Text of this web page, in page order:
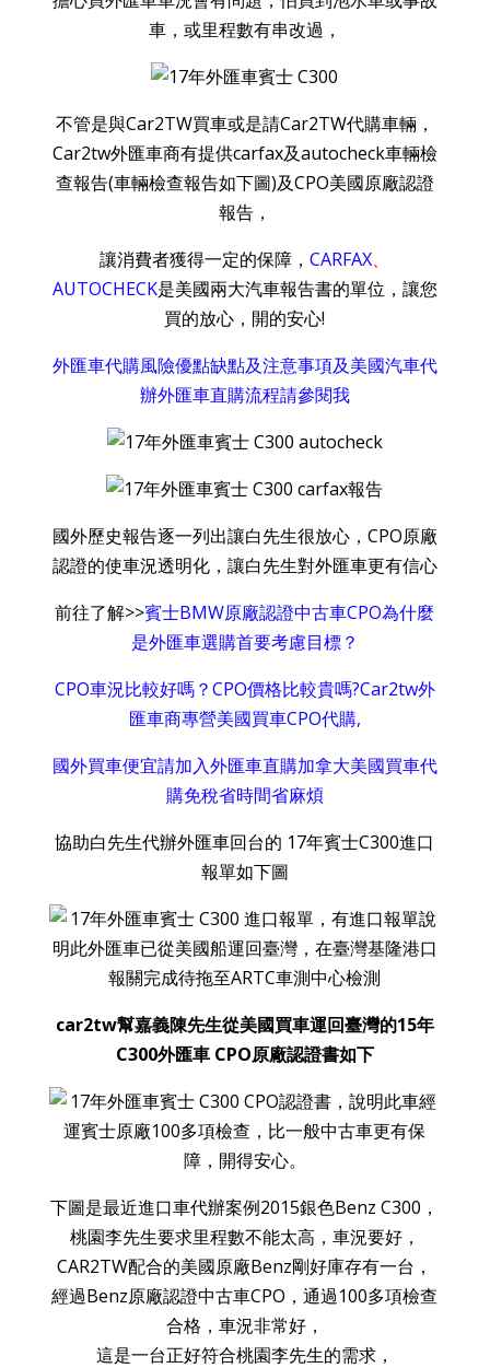
車，或里程數有串改過，
不管是與Car2TW買車或是請Car2TW代購車輛，
Car2tw外匯車商有提供carfax及autocheck車輛檢
查報告(車輛檢查報告如下圖)及CPO美國原廠認證
報告，
讓消費者獲得一定的保障，CARFAX、
AUTOCHECK是美國兩大汽車報告書的單位，讓您
買的放心，開的安心!
外匯車代購風險優點缺點及注意事項及美國汽車代
辦外匯車直購流程請參閱我
國外歷史報告逐一列出讓白先生很放心，CPO原廠
認證的使車況透明化，讓白先生對外匯車更有信心
前往了解>>賓士BMW原廠認證中古車CPO為什麼
是外匯車選購首要考慮目標？
CPO車況比較好嗎？CPO價格比較貴嗎?Car2tw外
匯車商專營美國買車CPO代購,
國外買車便宜請加入外匯車直購加拿大美國買車代
購免稅省時間省麻煩
協助白先生代辦外匯車回台的 17年賓士C300進口
報單如下圖
car2tw幫嘉義陳先生從美國買車運回臺灣的15年
C300外匯車 CPO原廠認證書如下
下圖是最近進口車代辦案例2015銀色Benz C300，
桃園李先生要求里程數不能太高，車況要好，
CAR2TW配合的美國原廠Benz剛好庫存有一台，
經過Benz原廠認證中古車CPO，通過100多項檢查
合格，車況非常好，
這是一台正好符合桃園李先生的需求，